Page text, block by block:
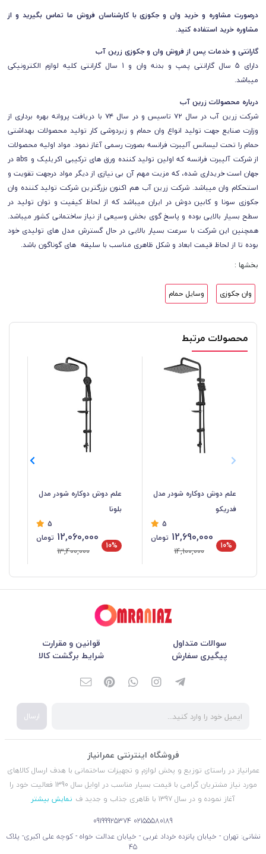
درصورت مشاوره و خرید وان و جکوزی با کارشناسان فروش ما تماس بگیرید و از
مشاوره خرید استفاده کنید.
گارانتی و خدمات پس از فروش وان و جکوزی زرین آب
دارای 5 سال گارانتی پمپ و بدنه وان و 1 سال گارانتی کلیه لوازم الکترونیکی
میباشد.
درباره محصولات زرین آب
شرکت زرین آب در سال ۷۲ تاسیس و در سال ۷۴ با دریافت پروانه بهره برداری از
وزارت صنایع جهت تولید انواع وان حمام و زیردوشی کار تولید محصولات بهداشتی
حمام را تحت لیسانس آلیبرت فرانسه بصورت رسمی آغاز نمود. مواد اولیه محصولات
از شرکت آلیبرت فرانسه که اولین تولید کننده ورق های ترکیبی اکریلیک و abs در
جهان است خریداری شده، که مزیت مهم آن بی نیازی از دیگر مواد درجهت تقویت و
استحکام وان میباشد. شرکت زرین آب هم اکنون بزرگترین شرکت تولید کننده وان
جکوزی سونا و کابین دوش در ایران میباشد که از لحاظ کیفیت و توان تولید در
سطح بسیار بالایی بوده و پاسخ گوی بخش وسیعی از نیاز ساختمانی کشور میباشد.
همچنین این شرکت با سرعت بسیار بالایی در حال گسترش مدل های تولیدی خود
بوده تا از لحاظ قیمت ابعاد و شکل ظاهری مناسب با سلیقه های گوناگون باشد.
بخشها :
وان جکوزی وسایل حمام
محصولات مرتبط
علم دوش دوکاره شودر مدل
فدریکو
5
10%
12,690,000 تومان
14,100,000
علم دوش دوکاره شودر مدل
بلونا
5
10%
12,060,000 تومان
13,400,000
سوالات متداول
قوانین و مقرارت
پیگیری سفارش
شرایط برگشت کالا
ارسال
فروشگاه اینترنتی عمرانیاز
عمرانیاز در راستای توزیع و پخش لوازم و تجهیزات ساختمانی با هدف ارسال کالاهای
مورد نیاز مشتریان گرامی با قیمت بسیار مناسب در اوایل سال 1390 فعالیت خود را
آغاز نموده و در سال 1397 با ظاهری جذاب و جدید ف
نمایش بیشتر
02155580189
09199925374
نشانی: تهران - خیابان پانزده خرداد غربی - خیابان عدالت خواه - کوچه علی اکبری- پلاک
45